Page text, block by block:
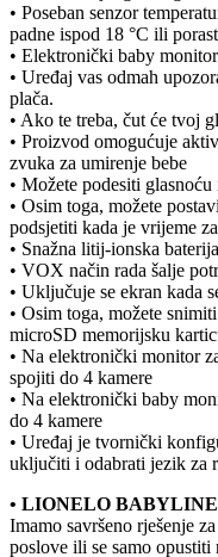
• Poseban senzor
padne ispod 18 °C ili
• Elektronički baby
• Uređaj vas odmah
plača.
• Ako te treba, čut će tvoj
• Proizvod omogućuje
zvuka za umirenje bebe
• Možete podesiti
• Osim toga, možete
podsjetiti kada je vrijeme
• Snažna litij-ionska
• VOX način rada šalje
• Uključuje se ekran kada
• Osim toga, možete
microSD memorijsku
• Na elektronički monitor
spojiti do 4 kamere
• Na elektronički baby
do 4 kamere
• Uređaj je tvornički
uključiti i odabrati jezik za
• LIONELO BABYLINE
Imamo savršeno rješenje
poslove ili se samo